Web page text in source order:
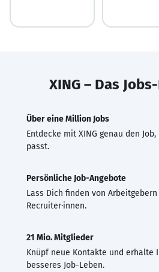
XING – Das
Über eine Million Jobs
Entdecke mit XING genau den
passt.
Persönliche Job-Angebote
Lass Dich finden von
Recruiter·innen.
21 Mio. Mitglieder
Knüpf neue Kontakte und erhalte
besseres Job-Leben.